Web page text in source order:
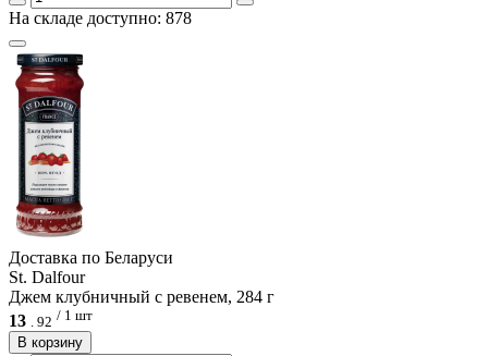
На складе доступно: 878
Доcтавка по Беларуси
St. Dalfour
Джем клубничный с ревенем, 284 г
13 . 92 / 1 шт
В корзину